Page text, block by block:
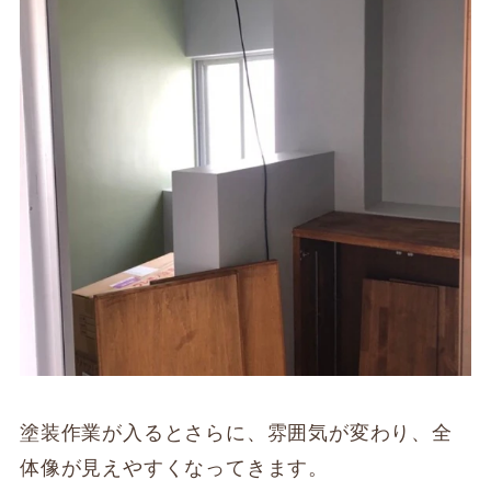
塗装作業が入るとさらに、雰囲気が変わり、全
体像が見えやすくなってきます。